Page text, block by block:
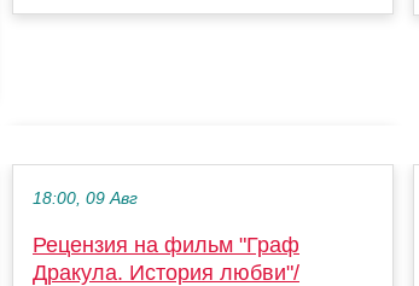
18:00, 09 Авг
Рецензия на фильм "Граф
Дракула. История любви"/